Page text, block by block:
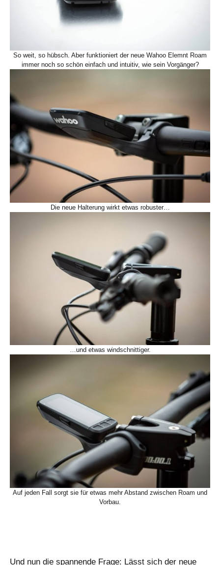
So weit, so hübsch. Aber funktioniert der neue Wahoo Elemnt Roam
immer noch so schön einfach und intuitiv, wie sein Vorgänger?
Die neue Halterung wirkt etwas robuster…
…und etwas windschnittiger.
Auf jeden Fall sorgt sie für etwas mehr Abstand zwischen Roam und
Vorbau.
Und nun die spannende Frage: Lässt sich der neue